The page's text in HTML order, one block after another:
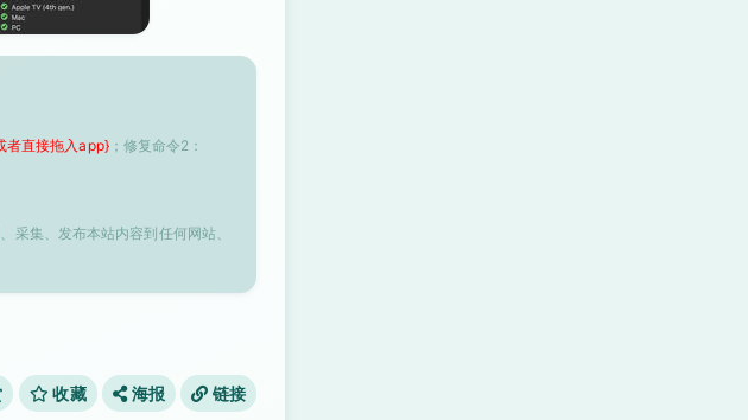
直接拖入app}；修复命令2：
采集、发布本站内容到任何网站、
收藏 海报 链接